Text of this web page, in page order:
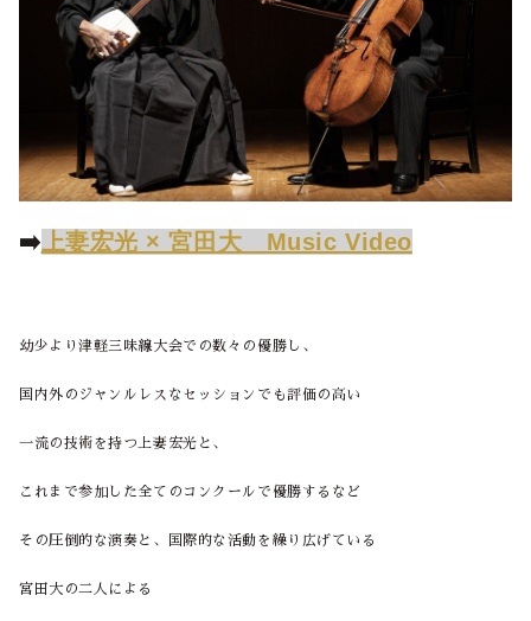
➡️上妻宏光 × 宮田大 Music Video
幼少より津軽三味線大会での数々の優勝し、
国内外のジャンルレスなセッションでも評価の高い
一流の技術を持つ上妻宏光と、
これまで参加した全てのコンクールで優勝するなど
その圧倒的な演奏と、国際的な活動を繰り広げている
宮田大の二人による